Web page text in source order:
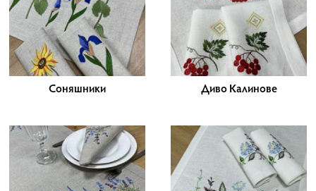
Соняшники Диво Калинове